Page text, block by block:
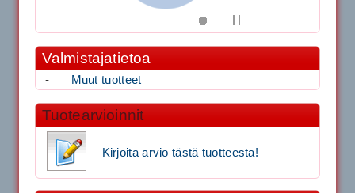
Valmistajatietoa
- Muut tuotteet
Tuotearvioinnit
Kirjoita arvio tästä tuotteesta!